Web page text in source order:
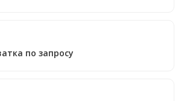
по запросу